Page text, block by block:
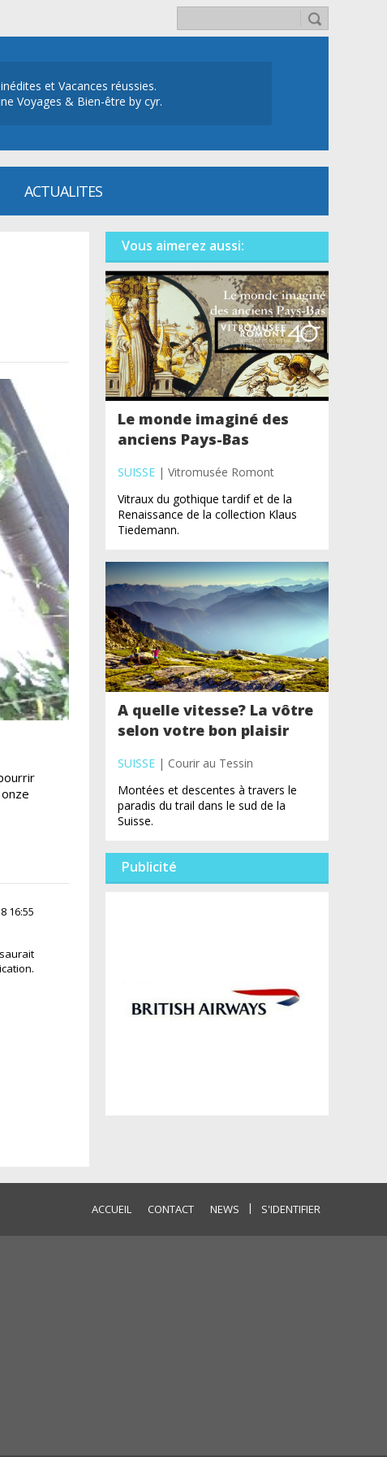
et Vacances réussies.
Voyages & Bien-être by cyr.
ACTUALITES
16:55
Vous aimerez aussi:
Le monde imaginé des
anciens Pays-Bas
SUISSE | Vitromusée Romont
Vitraux du gothique tardif et de la
Renaissance de la collection Klaus
Tiedemann.
A quelle vitesse? La vôtre
selon votre bon plaisir
SUISSE | Courir au Tessin
Montées et descentes à travers le
paradis du trail dans le sud de la
Suisse.
Publicité
ACCUEIL CONTACT NEWS | S'IDENTIFIER